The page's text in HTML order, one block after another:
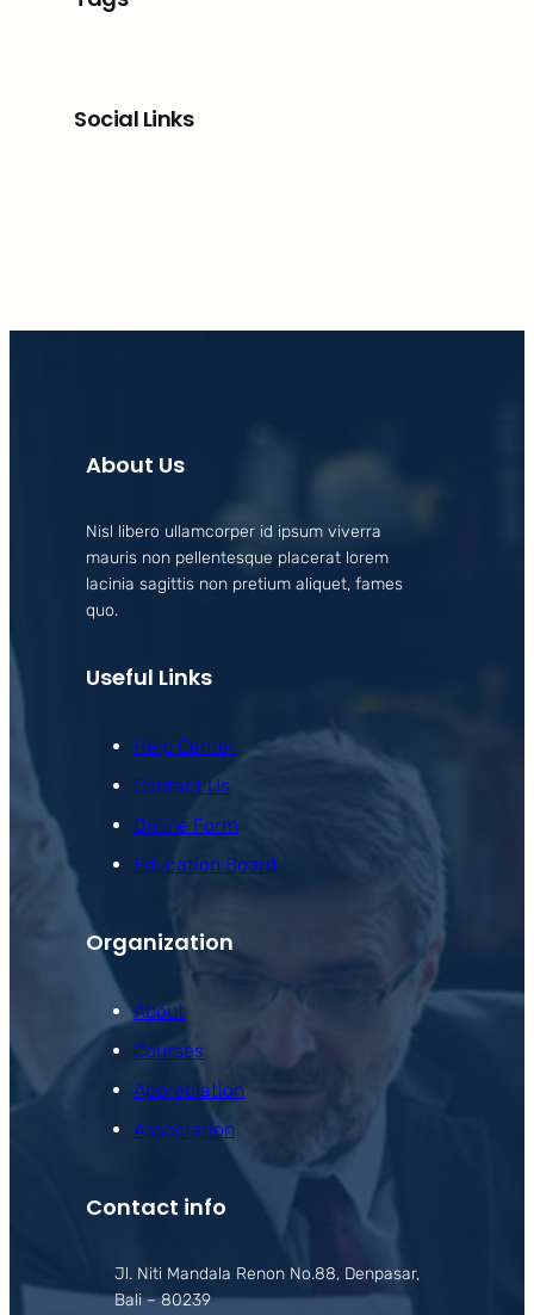
Social Links
About Us
Nisl libero ullamcorper id ipsum viverra
mauris non pellentesque placerat lorem
lacinia sagittis non pretium aliquet, fames
quo.
Useful Links
Help Center
Contact Us
Online Form
Education Board
Organization
About
Courses
Appreciation
Association
Contact info
Jl. Niti Mandala Renon No.88, Denpasar,
Bali – 80239